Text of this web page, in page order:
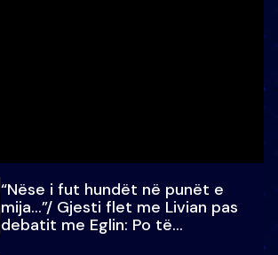
“Nëse i fut hundët në punët e
mija…”/ Gjesti flet me Livian pas
debatit me Eglin: Po të